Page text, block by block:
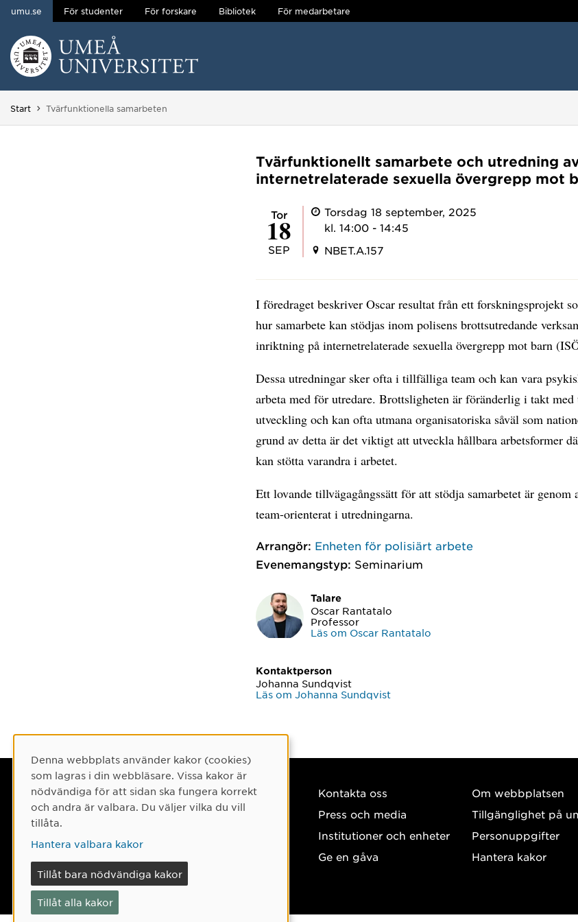
Hoppa direkt till innehållet
umu.se För studenter För forskare Bibliotek För medarbetare
Huvudmenyn dold.
Start Du är här:
Tvärfunktionella samarbeten
Tvärfunktionellt samarbete och utredning
internetrelaterade sexuella övergrepp mot
tor
18
SEP
Torsdag 18 september, 2025
kl. 14:00 - 14:45
NBET.A.157
I föredraget beskriver Oscar resultat från ett forskningsprojekt
hur samarbete kan stödjas inom polisens brottsutredande
inriktning på internetrelaterade sexuella övergrepp mot barn
Dessa utredningar sker ofta i tillfälliga team och kan vara
arbeta med för utredare. Brottsligheten är föränderlig i takt med
utveckling och kan ofta utmana organisatoriska såväl som
grund av detta är det viktigt att utveckla hållbara arbetsformer
kan stötta varandra i arbetet.
Ett lovande tillvägagångssätt för att stödja samarbetet är genom
team-orienterat i utredningarna.
Arrangör: Enheten för polisiärt arbete
Evenemangstyp: Seminarium
Talare
Oscar Rantatalo
Professor
Läs om Oscar Rantatalo
Kontaktperson
Johanna Sundqvist
Läs om Johanna Sundqvist
Umeå universitet
901 87 Umeå
Kontakta oss
Press och media
Institutioner och enheter
Ge en gåva
Om webbplatsen
Tillgänglighet på
Personuppgifter
Hantera kakor
Cookie-samtycke
Denna webbplats använder kakor (cookies)
som lagras i din webbläsare. Vissa kakor är
nödvändiga för att sidan ska fungera korrekt
och andra är valbara. Du väljer vilka du vill
tillåta.
Hantera valbara kakor
Tillåt bara nödvändiga kakor
Tillåt alla kakor